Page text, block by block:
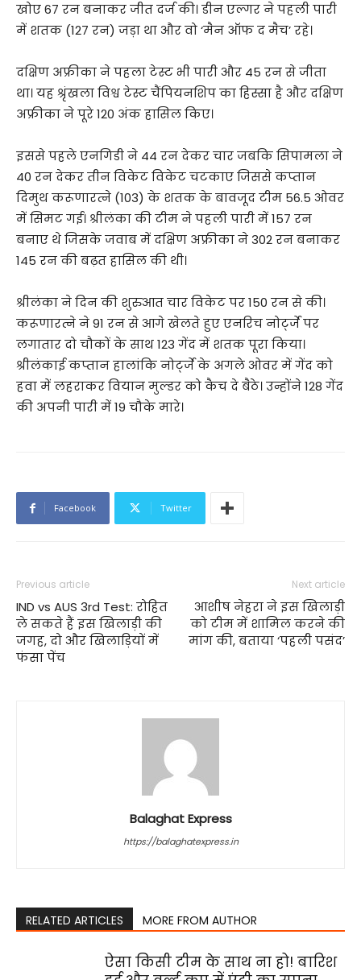
खोए 67 रन बनाकर जीत दर्ज की। डीन एल्गर ने पहली पारी
में शतक (127 रन) जड़ा था और वो ‘मैन ऑफ द मैच’ रहे।
दक्षिण अफ्रीका ने पहला टेस्ट भी पारी और 45 रन से जीता
था। यह श्रृंखला विश्व टेस्ट चैंपियनशिप का हिस्सा है और दक्षिण
अफ्रीका ने पूरे 120 अंक हासिल किए।
इससे पहले एनगिडी ने 44 रन देकर चार जबकि सिपामला ने
40 रन देकर तीन विकेट विकेट चटकाए जिससे कप्तान
दिमुथ करूणारत्ने (103) के शतक के बावजूद टीम 56.5 ओवर
में सिमट गई। श्रीलंका की टीम ने पहली पारी में 157 रन
बनाए थे जिसके जवाब में दक्षिण अफ्रीका ने 302 रन बनाकर
145 रन की बढ़त हासिल की थी।
श्रीलंका ने दिन की शुरुआत चार विकेट पर 150 रन से की।
करूणारत्ने ने 91 रन से आगे खेलते हुए एनरिच नोर्ट्जे पर
लगातार दो चौकों के साथ 123 गेंद में शतक पूरा किया।
श्रीलंकाई कप्तान हालांकि नोर्ट्जे के अगले ओवर में गेंद को
हवा में लहराकर वियान मुल्डर को कैच दे बैठे। उन्होंने 128 गेंद
की अपनी पारी में 19 चौके मारे।
Facebook Twitter
Previous article
IND vs AUS 3rd Test: रोहित
ले सकते हैं इस खिलाड़ी की
जगह, दो और खिलाड़ियों में
फंसा पेंच
Next article
आशीष नेहरा ने इस खिलाड़ी
को टीम में शामिल करने की
मांग की, बताया ‘पहली पसंद’
Balaghat Express
https://balaghatexpress.in
RELATED ARTICLES MORE FROM AUTHOR
ऐसा किसी टीम के साथ ना हो! बारिश